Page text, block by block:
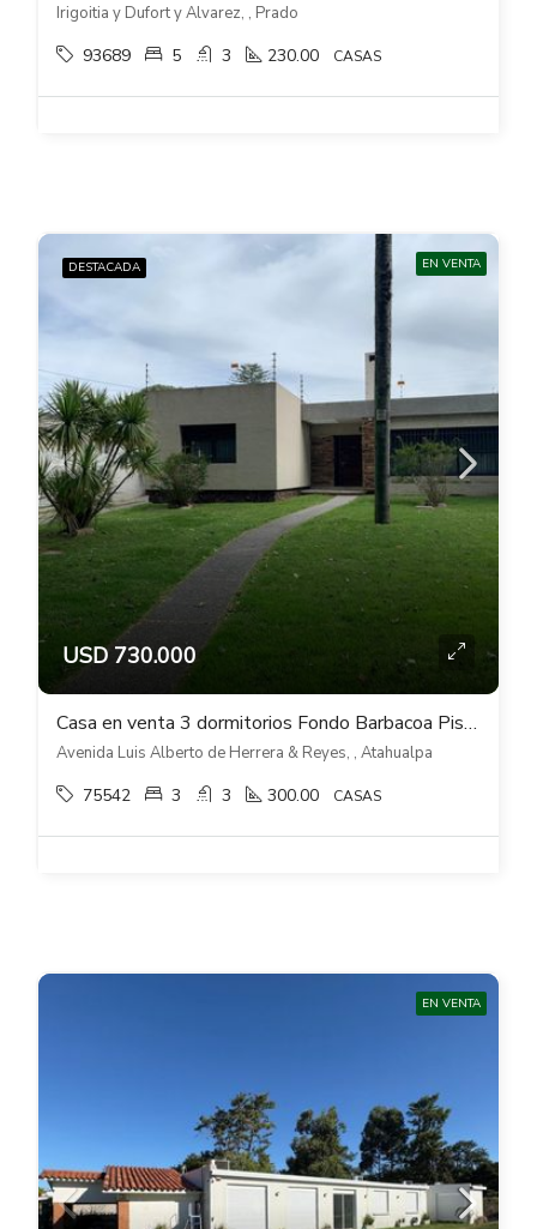
Irigoitia y Dufort y Alvarez, , Prado
93689 5 3 230.00 CASAS
DESTACADA EN VENTA
USD 730.000
Casa en venta 3 dormitorios Fondo Barbacoa Piscina Cocheras en Atahualpa
Avenida Luis Alberto de Herrera & Reyes, , Atahualpa
75542 3 3 300.00 CASAS
EN VENTA